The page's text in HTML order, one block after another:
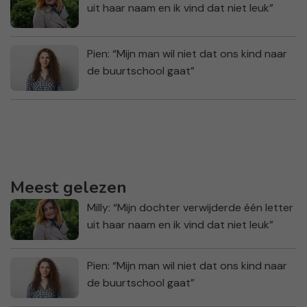
uit haar naam en ik vind dat niet leuk”
Pien: “Mijn man wil niet dat ons kind naar
de buurtschool gaat”
Meest gelezen
Milly: “Mijn dochter verwijderde één letter
uit haar naam en ik vind dat niet leuk”
Pien: “Mijn man wil niet dat ons kind naar
de buurtschool gaat”